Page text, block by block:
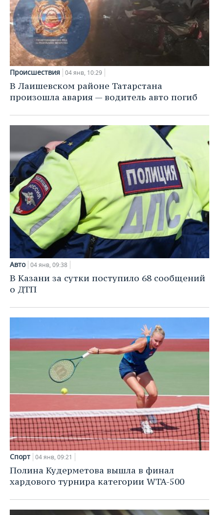
Происшествия 04 янв, 10:29
В Лаишевском районе Татарстана
произошла авария — водитель авто погиб
Авто 04 янв, 09:38
В Казани за сутки поступило 68 сообщений
о ДТП
Спорт 04 янв, 09:21
Полина Кудерметова вышла в финал
хардового турнира категории WTA-500